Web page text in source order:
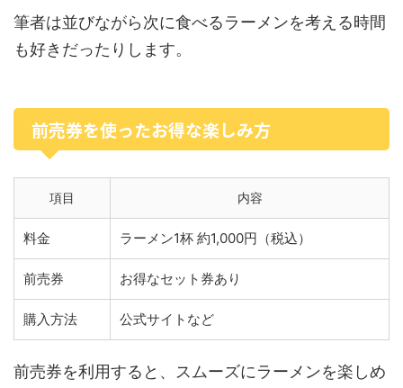
筆者は並びながら次に食べるラーメンを考える時間
も好きだったりします。
前売券を使ったお得な楽しみ方
項目 内容
料金 ラーメン1杯 約1,000円（税込）
前売券 お得なセット券あり
購入方法 公式サイトなど
前売券を利用すると、スムーズにラーメンを楽しめ